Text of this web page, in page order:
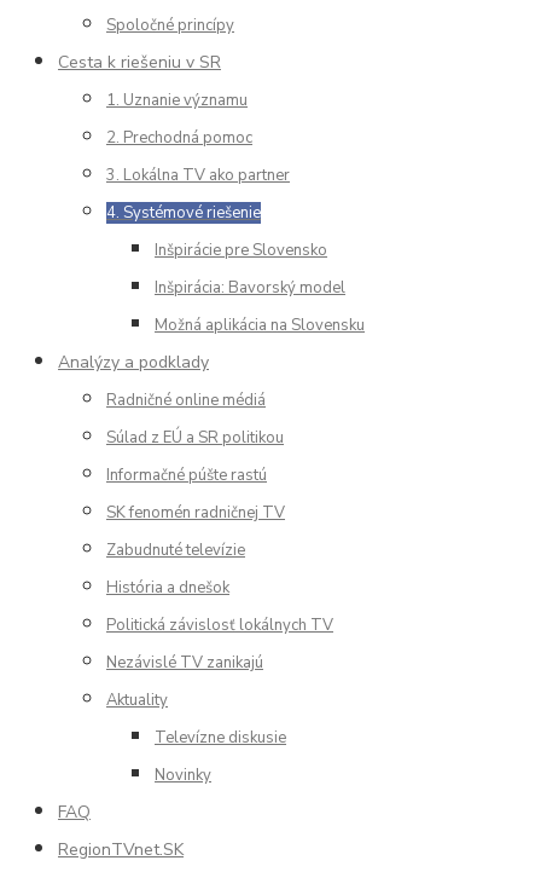
Spoločné princípy
Cesta k riešeniu v SR
1. Uznanie významu
2. Prechodná pomoc
3. Lokálna TV ako partner
4. Systémové riešenie
Inšpirácie pre Slovensko
Inšpirácia: Bavorský model
Možná aplikácia na Slovensku
Analýzy a podklady
Radničné online médiá
Súlad z EÚ a SR politikou
Informačné púšte rastú
SK fenomén radničnej TV
Zabudnuté televízie
História a dnešok
Politická závislosť lokálnych TV
Nezávislé TV zanikajú
Aktuality
Televízne diskusie
Novinky
FAQ
RegionTVnet.SK